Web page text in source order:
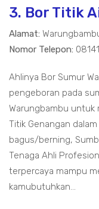
3. Bor Titik
Alamat:
Nomor Telepon:
Ahlinya Bor Sumur
pengeboran pada
Warungbambu untuk
Titik Genangan
bagus/berning,
Tenaga Ahli
terpercaya mampu
kamubutuhkan...